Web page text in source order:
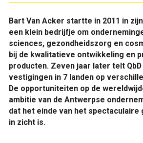
Bart Van Acker startte in 2011 in
een klein bedrijfje om
sciences, gezondheidszorg en
bij de kwalitatieve ontwikkeling en
producten. Zeven jaar later telt
vestigingen in 7 landen op
De opportuniteiten op de
ambitie van de Antwerpse
dat het einde van het spectaculaire
in zicht is.